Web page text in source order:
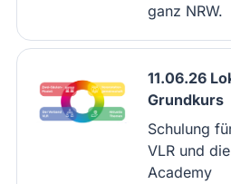
ganz NRW.
11.06.26
Grundkurs
Schulung
VLR und
Academy